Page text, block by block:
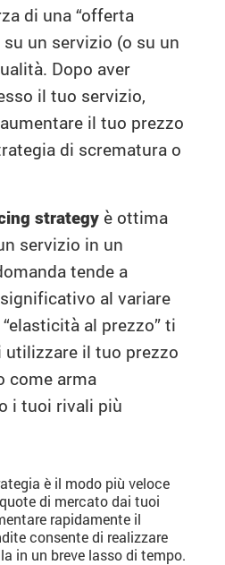
di una “offerta
un servizio (o su un
Dopo aver
il tuo servizio,
il tuo prezzo
di scrematura o
strategy è ottima
servizio in un
tende a
al variare
al prezzo” ti
il tuo prezzo
come arma
i tuoi rivali più
è il modo più veloce
di mercato dai tuoi
rapidamente il
consente di realizzare
in un breve lasso di tempo.